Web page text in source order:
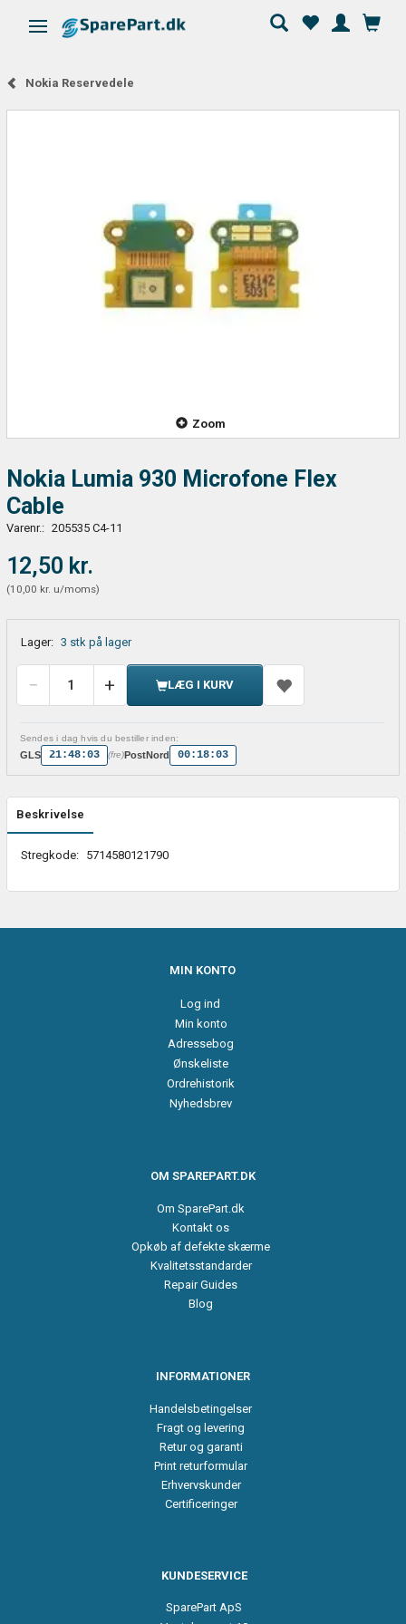
Skifte navigation
Nokia Reservedele
Zoom
Nokia Lumia 930 Microfone Flex
Cable
Varenr.: 205535 C4-11
12,50 kr.
(10,00 kr. u/moms)
Lager: 3 stk på lager
LÆG I KURV
Sendes i dag hvis du bestiller inden:
GLS 21:48:03 (fre)PostNord 00:18:03
Beskrivelse
Stregkode: 5714580121790
MIN KONTO
Log ind
Min konto
Adressebog
Ønskeliste
Ordrehistorik
Nyhedsbrev
OM SPAREPART.DK
Om SparePart.dk
Kontakt os
Opkøb af defekte skærme
Kvalitetsstandarder
Repair Guides
Blog
INFORMATIONER
Handelsbetingelser
Fragt og levering
Retur og garanti
Print returformular
Erhvervskunder
Certificeringer
KUNDESERVICE
SparePart ApS